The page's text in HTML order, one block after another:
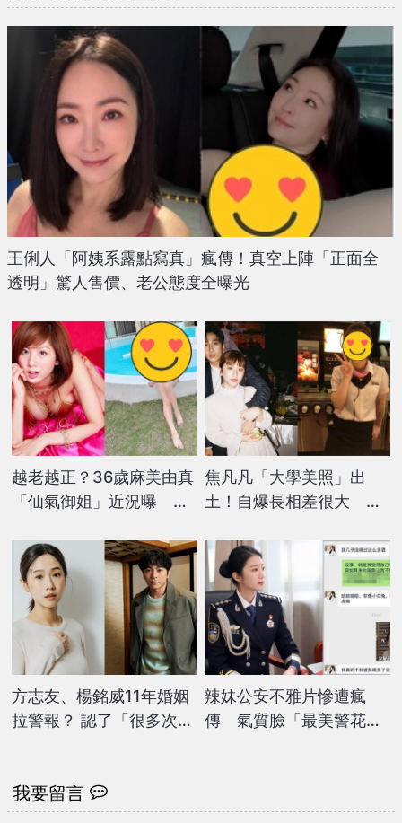
王俐人「阿姨系露點寫真」瘋傳！真空上陣「正面全
透明」驚人售價、老公態度全曝光
越老越正？36歲麻美由真
「仙氣御姐」近況曝 網
焦凡凡「大學美照」出
土！自爆長相差很大 坦
方志友、楊銘威11年婚姻
拉警報？ 認了「很多次想
辣妹公安不雅片慘遭瘋
傳 氣質臉「最美警花」
我要留言